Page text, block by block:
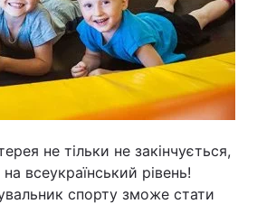
не тільки не закінчується,
всеукраїнський рівень!
спорту зможе стати